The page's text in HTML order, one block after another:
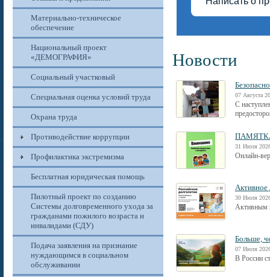
Материально-техническое
обеспечение
Национальный проект
«ДЕМОГРАФИЯ»
Социальный участковый
Специальная оценка условий труда
Охрана труда
Противодействие коррупции
Профилактика экстремизма
Бесплатная юридическая помощь
Пилотный проект по созданию
Системы долговременного ухода за
гражданами пожилого возраста и
инвалидами (СДУ)
Подача заявления на признание
нуждающимся в социальном
обслуживании
Новости
07 Августа
С
31 Июля
Онлайн-
Активное
30 Июля
Активным
Больше,
07 Июля
В России